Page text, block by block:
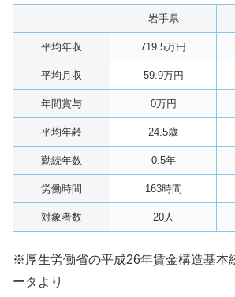
岩手県
平均年収 719.5万円
平均月収 59.9万円
年間賞与 0万円
平均年齢 24.5歳
勤続年数 0.5年
労働時間 163時間
対象者数 20人
※厚生労働省の平成26年賃金構造基本
ータより